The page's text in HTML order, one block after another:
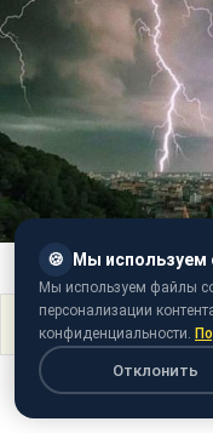
Ілюстративне фото
🍪 Мы используем
Мы используем файлы
персонализации
конфиденциальности.
Отклонить